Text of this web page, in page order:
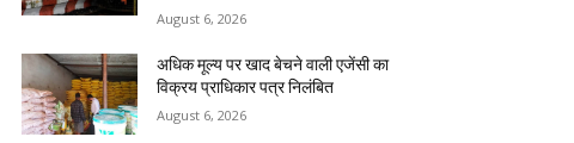
August 6, 2026
अधिक मूल्य पर खाद बेचने वाली एजेंसी का
विक्रय प्राधिकार पत्र निलंबित
August 6, 2026